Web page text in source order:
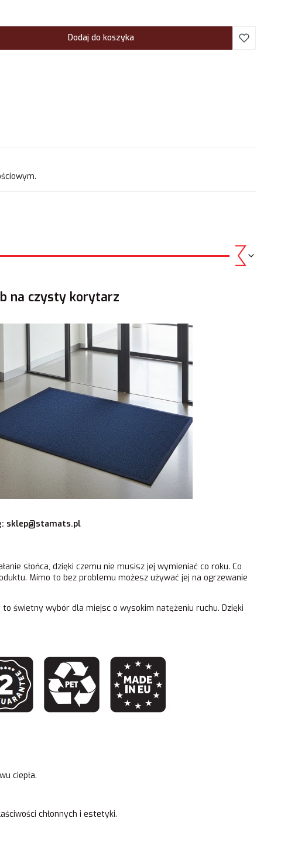
Dodaj do koszyka
na czysty korytarz
sklep@stamats.pl
słońca, dzięki czemu nie musisz jej wymieniać co roku. Co
Mimo to bez problemu możesz używać jej na ogrzewanie
świetny wybór dla miejsc o wysokim natężeniu ruchu. Dzięki
ciepła.
chłonnych i estetyki.